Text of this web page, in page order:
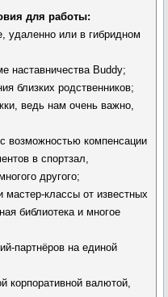
для работы:
или в гибридном
наставничества Buddy;
близких родственников;
ведь нам очень важно,
возможностью компенсации
в спортзал,
другого;
классы от известных
библиотека и многое
партнёров на единой
корпоративной валютой,